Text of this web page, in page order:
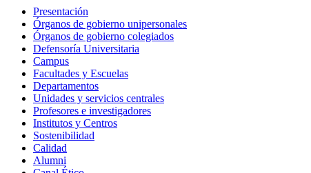
Presentación
Órganos de gobierno unipersonales
Órganos de gobierno colegiados
Defensoría Universitaria
Campus
Facultades y Escuelas
Departamentos
Unidades y servicios centrales
Profesores e investigadores
Institutos y Centros
Sostenibilidad
Calidad
Alumni